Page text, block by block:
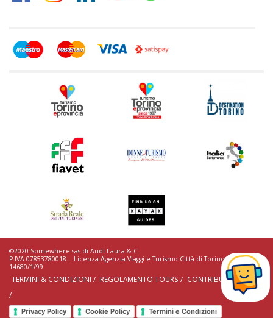
©2020 Somewhere sas di Audi Laura & C
P.IVA 07853780018. - Licenza Agenzia Viaggi e Turismo Città di Torino n.
14680/1/99
TERMINI & CONDIZIONI / REGOLAMENTO TOURS / CONTRIBUTI EROGATI
/
Privacy Policy Cookie Policy Termini e Condizioni